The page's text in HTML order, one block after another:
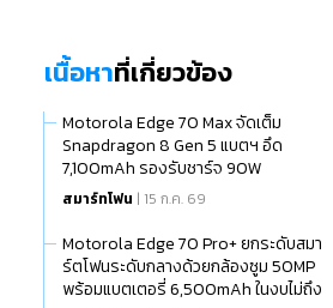
เนื้อหาที่เกี่ยวข้อง
Motorola Edge 70 Max จัดเต็ม
Snapdragon 8 Gen 5 แบตฯ อึด
7,100mAh รองรับชาร์จ 90W
สมาร์ทโฟน | 15 ก.ค. 69
Motorola Edge 70 Pro+ ยกระดับสมา
ร์ตโฟนระดับกลางด้วยกล้องซูม 50MP
พร้อมแบตเตอรี่ 6,500mAh ในงบไม่ถึง